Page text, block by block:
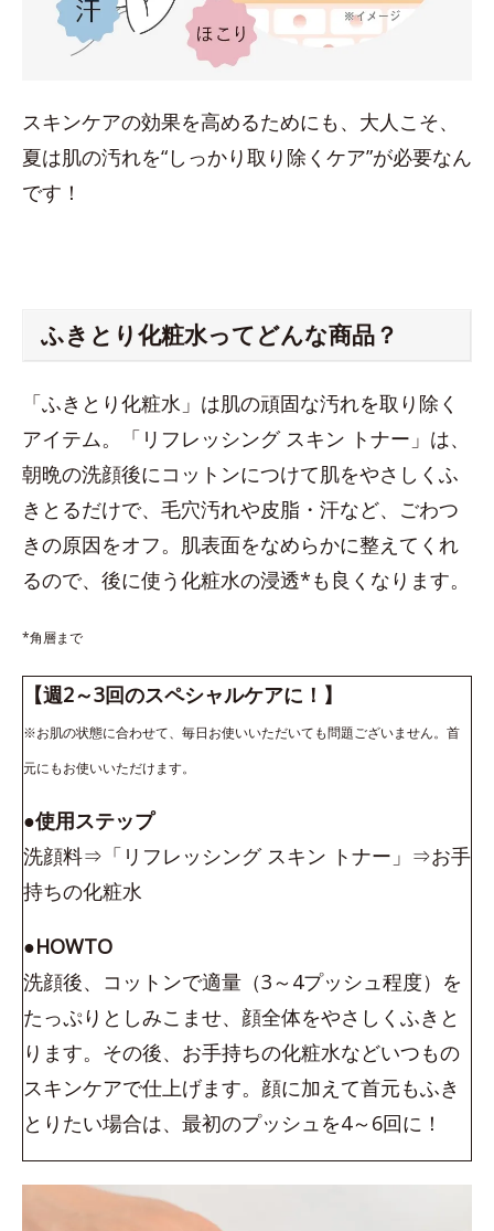
スキンケアの効果を高めるためにも、大人こそ、
夏は肌の汚れを“しっかり取り除くケア”が必要なん
です！
ふきとり化粧水ってどんな商品？
「ふきとり化粧水」は肌の頑固な汚れを取り除く
アイテム。「リフレッシング スキン トナー」は、
朝晩の洗顔後にコットンにつけて肌をやさしくふ
きとるだけで、毛穴汚れや皮脂・汗など、ごわつ
きの原因をオフ。肌表面をなめらかに整えてくれ
るので、後に使う化粧水の浸透*も良くなります。
*角層まで
【週2～3回のスペシャルケアに！】
※お肌の状態に合わせて、毎日お使いいただいても問題ございません。首
元にもお使いいただけます。
●使用ステップ
洗顔料⇒「リフレッシング スキン トナー」⇒お手
持ちの化粧水
●HOWTO
洗顔後、コットンで適量（3～4プッシュ程度）を
たっぷりとしみこませ、顔全体をやさしくふきと
ります。その後、お手持ちの化粧水などいつもの
スキンケアで仕上げます。顔に加えて首元もふき
とりたい場合は、最初のプッシュを4～6回に！